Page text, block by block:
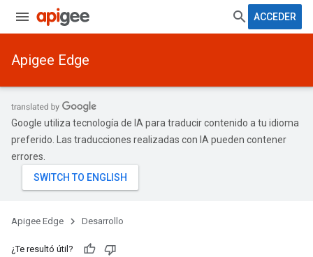
ACCEDER
Apigee Edge
Google utiliza tecnología de IA para traducir contenido a tu idioma
preferido. Las traducciones realizadas con IA pueden contener
errores.
Apigee Edge Desarrollo
¿Te resultó útil?